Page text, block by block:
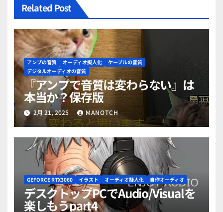
Related Post
アンプの音質 オーディオ擬人化
ケーブルの音質
デジタルオーディオの音質
『アンプで音質は変わらない』は
本当か？保存版
2月 21, 2025 MANOTCH
GEFORCE RTX3060 イラスト オーディオ擬人化 自作オーディオ
デスクトップPCでAudio/Visualを
楽しもうpart4